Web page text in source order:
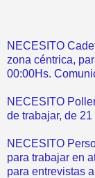
NECESITO
zona céntrica,
00:00Hs.
NECESITO
de trabajar, de
NECESITO
para trabajar en
para entrevistas